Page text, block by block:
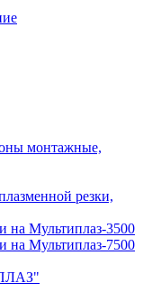
монтажные,
резки,
на Мультиплаз-3500
на Мультиплаз-7500